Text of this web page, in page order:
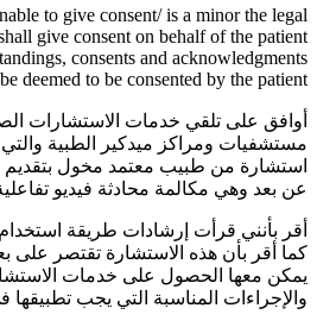
to give consent/ is a minor the legal
give consent on behalf of the patient
consents and acknowledgments
deemed to be consented by the patient.
أوافق على تلقي خدمات الاستشارات
مستشفيات ومراكز ميدكير الطبية
استشارة من طبيب معتمد مخول بتقديم
عن بعد وهي مكالمة محادثة فيديو
أقر بأنني قرأت إرشادات طريقة استخدام
كما أقر بأن هذه الاستشارة تقتصر على
يمكن معها الحصول على خدمات
والإجراءات المناسبة التي يجب